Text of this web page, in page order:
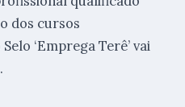
dos cursos
‘Emprega Terê’ vai